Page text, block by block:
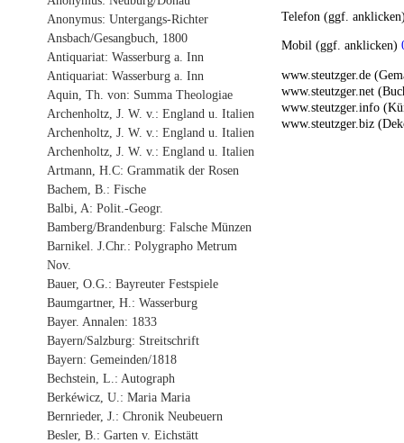
Anonymus: Untergangs-Richter
Ansbach/Gesangbuch, 1800
Antiquariat: Wasserburg a. Inn
Antiquariat: Wasserburg a. Inn
Aquin, Th. von: Summa Theologiae
Archenholtz, J. W. v.: England u. Italien
Archenholtz, J. W. v.: England u. Italien
Archenholtz, J. W. v.: England u. Italien
Artmann, H.C: Grammatik der Rosen
Bachem, B.: Fische
Balbi, A: Polit.-Geogr.
Bamberg/Brandenburg: Falsche Münzen
Barnikel. J.Chr.: Polygrapho Metrum
Nov.
Bauer, O.G.: Bayreuter Festspiele
Baumgartner, H.: Wasserburg
Bayer. Annalen: 1833
Bayern/Salzburg: Streitschrift
Bayern: Gemeinden/1818
Bechstein, L.: Autograph
Berkéwicz, U.: Maria Maria
Bernrieder, J.: Chronik Neubeuern
Besler, B.: Garten v. Eichstätt
Telefon (ggf.
Mobil (ggf. anklicken)
www.steutzger.de
www.steutzger.net
www.steutzger.info
www.steutzger.biz